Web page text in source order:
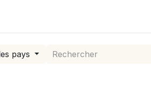
pays